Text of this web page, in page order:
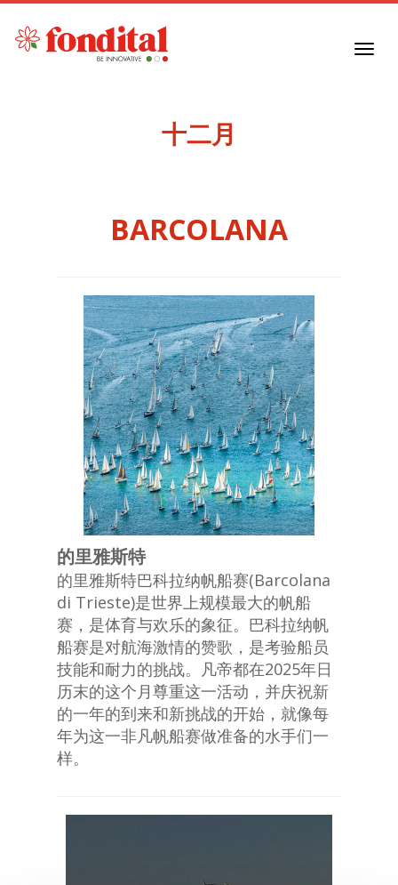
十二月
BARCOLANA
的里雅斯特
的里雅斯特巴科拉纳帆船赛(Barcolana
di Trieste)是世界上规模最大的帆船
赛，是体育与欢乐的象征。巴科拉纳帆
船赛是对航海激情的赞歌，是考验船员
技能和耐力的挑战。凡帝都在2025年日
历末的这个月尊重这一活动，并庆祝新
的一年的到来和新挑战的开始，就像每
年为这一非凡帆船赛做准备的水手们一
样。